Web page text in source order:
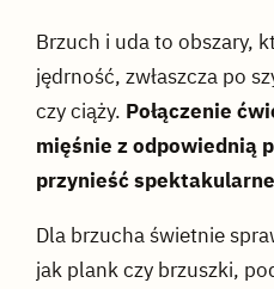
Brzuch i uda to obszary,
jędrność, zwłaszcza po
czy ciąży. Połączenie
mięśnie z odpowiednią
przynieść
Dla brzucha świetnie
jak plank czy brzuszki,